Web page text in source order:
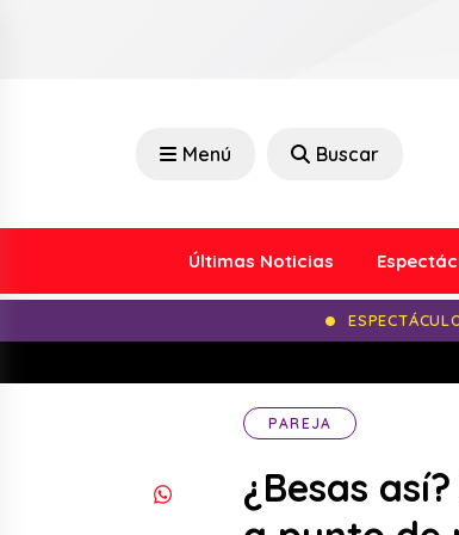
Menú Buscar
Últimas Noticias
PAREJA
¿Besas